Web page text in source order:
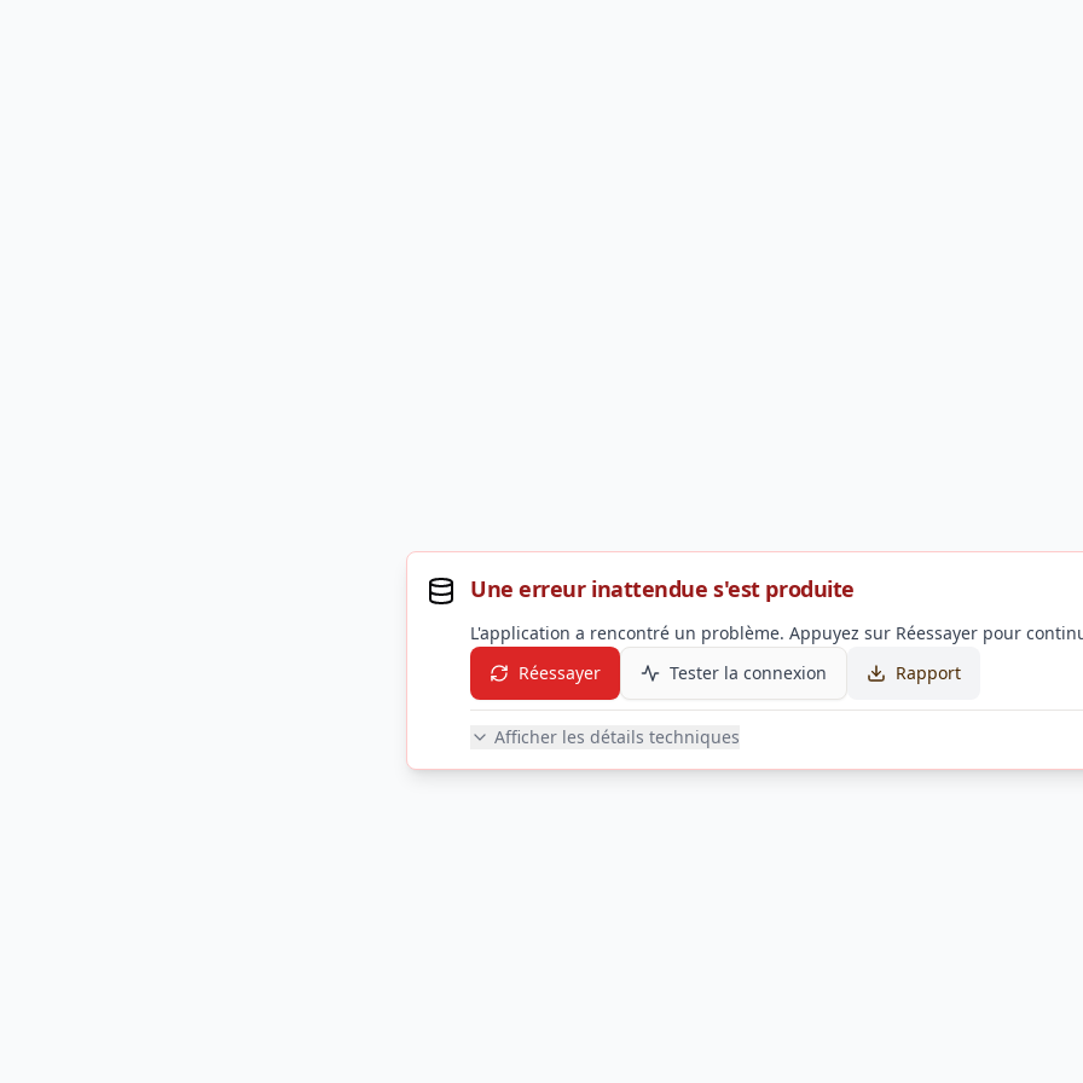
Une erreur inattendue s'est produite
L'application a rencontré un problème. Appuyez sur Réessayer pour
Réessayer
Tester la connexion Rapport
Afficher les détails techniques